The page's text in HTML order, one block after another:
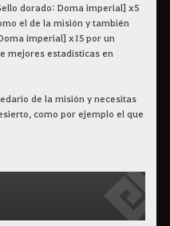
dorado: Doma imperial] x5
el de la misión y también
imperial] x15 por un
mejores estadísticas en
de la misión y necesitas
como por ejemplo el que